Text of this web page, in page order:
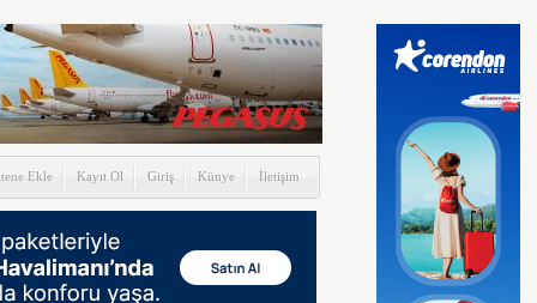
Ekle Kayıt Ol Giriş Künye İletişim